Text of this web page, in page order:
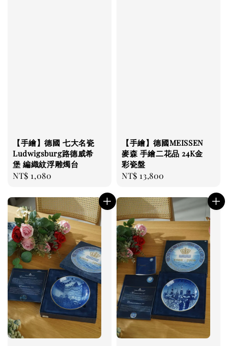
【手繪】德國 七大名瓷
Ludwigsburg路德威希
堡 編織紋浮雕燭台
Regular
NT$ 1,080
【手繪】德國MEISSEN
麥森 手繪二花品 24K金
彩瓷盤
Regular
NT$ 13,800